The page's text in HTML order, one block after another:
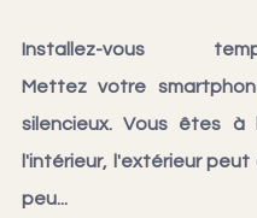
Installez-vous
Mettez votre
silencieux. Vous êtes à
l'intérieur, l'extérieur
peu...